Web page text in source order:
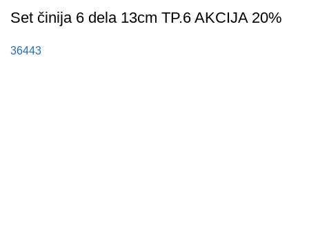
Set činija 6 dela 13cm TP.6 AKCIJA 20%
36443